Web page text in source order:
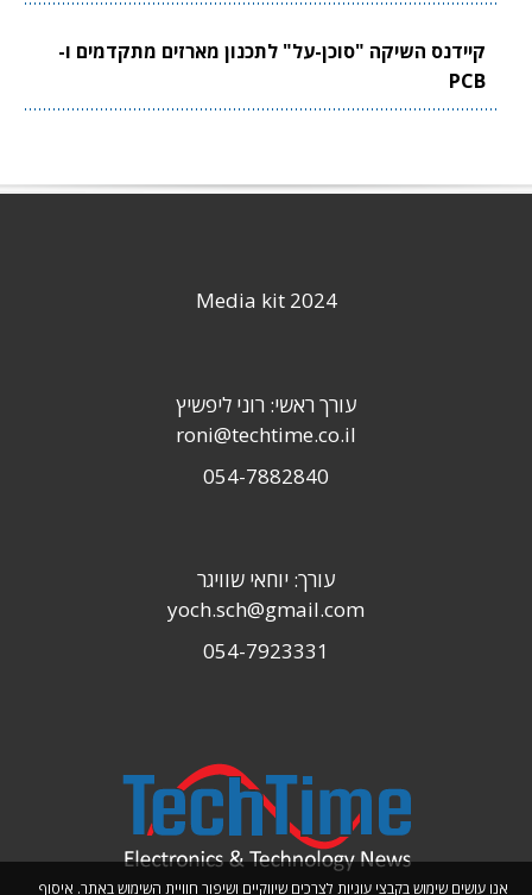
קיידנס השיקה "סוכן-על" לתכנון מארזים מתקדמים ו-
PCB
אנו עושים שימוש בקבצי עוגיות לצרכים שיווקיים ושיפור חוויית השימוש באתר. איסוף
Media kit 2024
עורך ראשי: רוני ליפשיץ
roni@techtime.co.il
054-7882840
עורך: יוחאי שוויגר
yoch.sch@gmail.com
054-7923331